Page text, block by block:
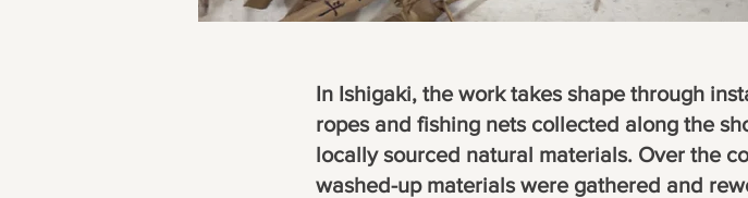
In Ishigaki, the work takes shape through
ropes and fishing nets collected along the
locally sourced natural materials. Over the
washed-up materials were gathered and